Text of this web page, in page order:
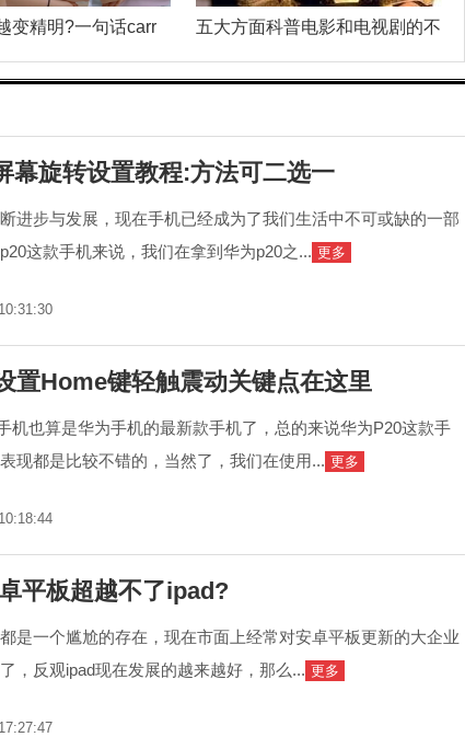
变精明?一句话carr 五大方面科普电影和电视剧的不
幕旋转设置教程:方法可二选一
进步与发展，现在手机已经成为了我们生活中不可或缺的一部
这款手机来说，我们在拿到华为p20之... 更多
置Home键轻触震动关键点在这里
机也算是华为手机的最新款手机了，总的来说华为P20这款手
现都是比较不错的，当然了，我们在使用... 更多
平板超越不了ipad?
是一个尴尬的存在，现在市面上经常对安卓平板更新的大企业
，反观ipad现在发展的越来越好，那么... 更多